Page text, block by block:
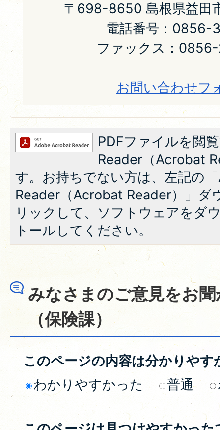
〒698-8650 島根県益田
電話番号：0856-
ファックス：
お問い合わせフ
PDFファイルを閲
Reader（Acrobat
す。お持ちでない方は、左記の
Reader（Acrobat Reader）」ダ
リックして、ソフトウェアをダ
トールしてください。
みなさまのご意見をお
（保険課）
このページの内容は分かりやす
わかりやすかった
普通